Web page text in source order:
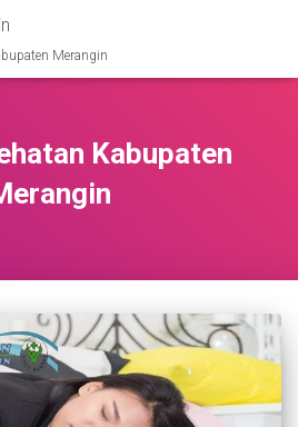
Merangin
Kabupaten